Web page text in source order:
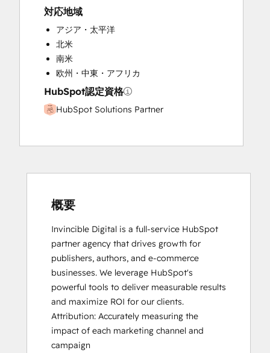
Search Engine Optimization
Social Media
Video Production
対応地域
アジア・太平洋
北米
南米
欧州・中東・アフリカ
HubSpot認定資格
HubSpot Solutions Partner
概要
Invincible Digital is a full-service HubSpot
partner agency that drives growth for
publishers, authors, and e-commerce
businesses. We leverage HubSpot's
powerful tools to deliver measurable results
and maximize ROI for our clients.
Attribution: Accurately measuring the
impact of each marketing channel and
campaign